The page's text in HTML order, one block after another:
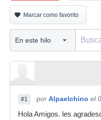
Marcar como favorito
#1 por Alpaelchino el
Hola Amigos. les